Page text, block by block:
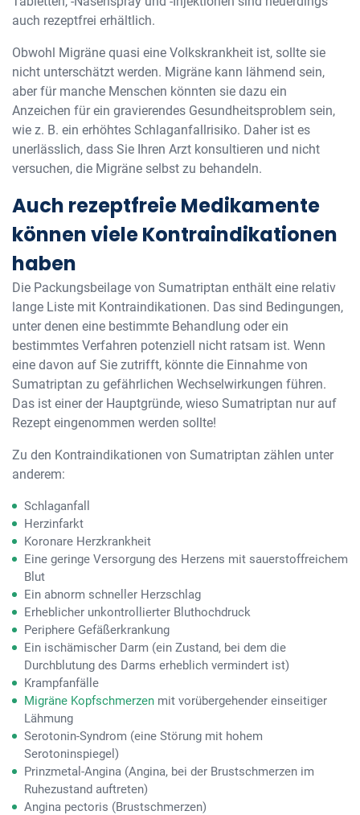
auch rezeptfrei erhältlich.
Obwohl Migräne quasi eine Volkskrankheit ist, sollte sie
nicht unterschätzt werden. Migräne kann lähmend sein,
aber für manche Menschen könnten sie dazu ein
Anzeichen für ein gravierendes Gesundheitsproblem sein,
wie z. B. ein erhöhtes Schlaganfallrisiko. Daher ist es
unerlässlich, dass Sie Ihren Arzt konsultieren und nicht
versuchen, die Migräne selbst zu behandeln.
Auch rezeptfreie Medikamente
können viele Kontraindikationen
haben
Die Packungsbeilage von Sumatriptan enthält eine relativ
lange Liste mit Kontraindikationen. Das sind Bedingungen,
unter denen eine bestimmte Behandlung oder ein
bestimmtes Verfahren potenziell nicht ratsam ist. Wenn
eine davon auf Sie zutrifft, könnte die Einnahme von
Sumatriptan zu gefährlichen Wechselwirkungen führen.
Das ist einer der Hauptgründe, wieso Sumatriptan nur auf
Rezept eingenommen werden sollte!
Zu den Kontraindikationen von Sumatriptan zählen unter
anderem:
Schlaganfall
Herzinfarkt
Koronare Herzkrankheit
Eine geringe Versorgung des Herzens mit sauerstoffreichem
Blut
Ein abnorm schneller Herzschlag
Erheblicher unkontrollierter Bluthochdruck
Periphere Gefäßerkrankung
Ein ischämischer Darm (ein Zustand, bei dem die
Durchblutung des Darms erheblich vermindert ist)
Krampfanfälle
Migräne Kopfschmerzen mit vorübergehender einseitiger
Lähmung
Serotonin-Syndrom (eine Störung mit hohem
Serotoninspiegel)
Prinzmetal-Angina (Angina, bei der Brustschmerzen im
Ruhezustand auftreten)
Angina pectoris (Brustschmerzen)